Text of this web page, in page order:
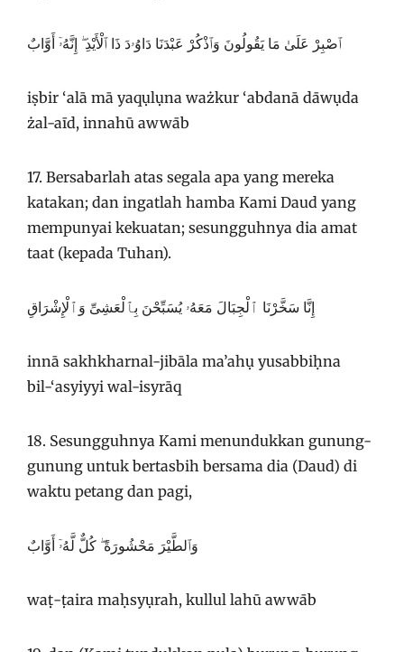
ٱصْبِرْ عَلَىٰ مَا يَقُولُونَ وَٱذْكُرْ عَبْدَنَا دَاوُۥدَ ذَا ٱلْأَيْدِ ۖ إِنَّهُۥٓ أَوَّابٌ
iṣbir ‘alā mā yaqụlụna ważkur ‘abdanā dāwụda
żal-aīd, innahū awwāb
17. Bersabarlah atas segala apa yang mereka
katakan; dan ingatlah hamba Kami Daud yang
mempunyai kekuatan; sesungguhnya dia amat
taat (kepada Tuhan).
إِنَّا سَخَّرْنَا ٱلْجِبَالَ مَعَهُۥ يُسَبِّحْنَ بِٱلْعَشِىِّ وَٱلْإِشْرَاقِ
innā sakhkharnal-jibāla ma’ahụ yusabbiḥna
bil-‘asyiyyi wal-isyrāq
18. Sesungguhnya Kami menundukkan gunung-
gunung untuk bertasbih bersama dia (Daud) di
waktu petang dan pagi,
وَٱلطَّيْرَ مَحْشُورَةً ۖ كُلٌّ لَّهُۥٓ أَوَّابٌ
waṭ-ṭaira maḥsyụrah, kullul lahū awwāb